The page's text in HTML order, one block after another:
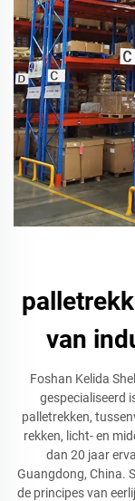
van
Foshan Kelida
gespecialiseerd
palletrekken,
rekken, licht- en
dan 20 jaar
Guangdong, China.
de principes van